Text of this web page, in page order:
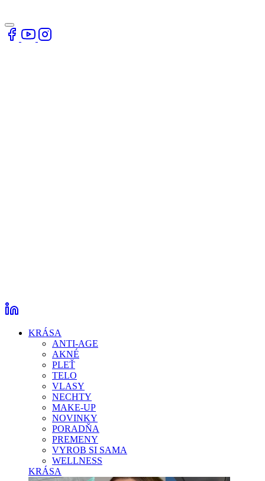
KRÁSA
ANTI-AGE
AKNÉ
PLEŤ
TELO
VLASY
NECHTY
MAKE-UP
NOVINKY
PORADŇA
PREMENY
VYROB SI SAMA
WELLNESS
KRÁSA